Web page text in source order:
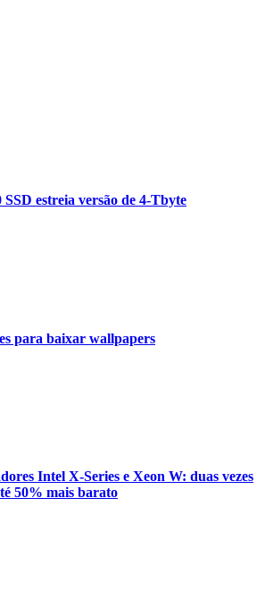
estreia versão de 4-Tbyte
para baixar wallpapers
Intel X-Series e Xeon W: duas vezes
50% mais barato